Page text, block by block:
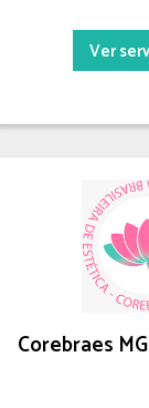
Ver
Corebraes MG